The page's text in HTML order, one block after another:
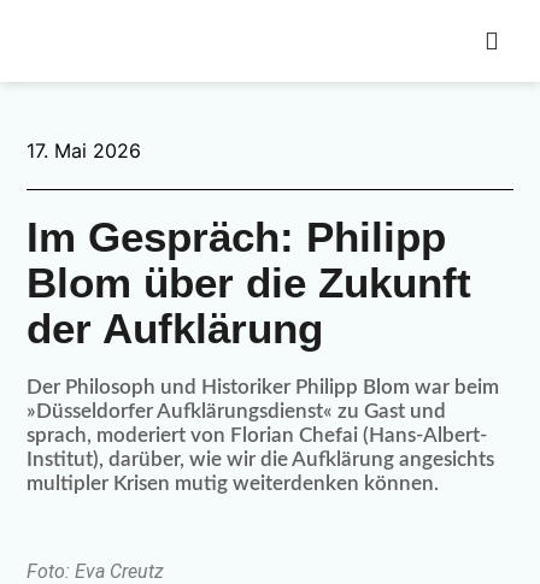
17. Mai 2026
Im Gespräch: Philipp
Blom über die Zukunft
der Aufklärung
Der Philosoph und Historiker Philipp Blom war beim
»Düsseldorfer Aufklärungsdienst« zu Gast und
sprach, moderiert von Florian Chefai (Hans-Albert-
Institut), darüber, wie wir die Aufklärung angesichts
multipler Krisen mutig weiterdenken können.
Foto: Eva Creutz